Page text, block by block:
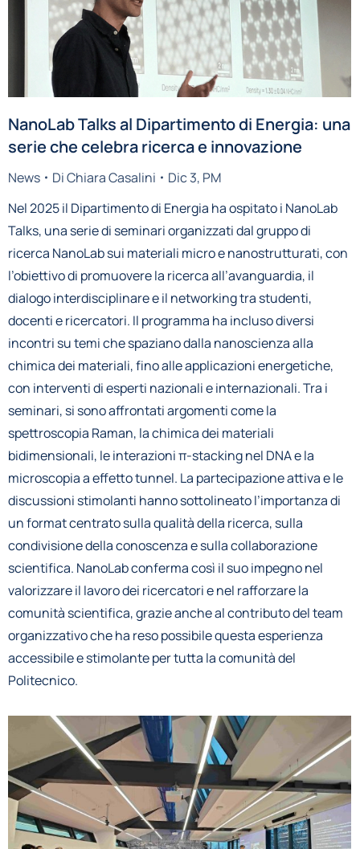
NanoLab Talks al Dipartimento di Energia: una
serie che celebra ricerca e innovazione
News DiChiara Casalini
Dic 3, PM
Nel 2025 il Dipartimento di Energia ha ospitato i NanoLab
Talks, una serie di seminari organizzati dal gruppo di
ricerca NanoLab sui materiali micro e nanostrutturati, con
l’obiettivo di promuovere la ricerca all’avanguardia, il
dialogo interdisciplinare e il networking tra studenti,
docenti e ricercatori. Il programma ha incluso diversi
incontri su temi che spaziano dalla nanoscienza alla
chimica dei materiali, fino alle applicazioni energetiche,
con interventi di esperti nazionali e internazionali. Tra i
seminari, si sono affrontati argomenti come la
spettroscopia Raman, la chimica dei materiali
bidimensionali, le interazioni π-stacking nel DNA e la
microscopia a effetto tunnel. La partecipazione attiva e le
discussioni stimolanti hanno sottolineato l’importanza di
un format centrato sulla qualità della ricerca, sulla
condivisione della conoscenza e sulla collaborazione
scientifica. NanoLab conferma così il suo impegno nel
valorizzare il lavoro dei ricercatori e nel rafforzare la
comunità scientifica, grazie anche al contributo del team
organizzativo che ha reso possibile questa esperienza
accessibile e stimolante per tutta la comunità del
Politecnico.